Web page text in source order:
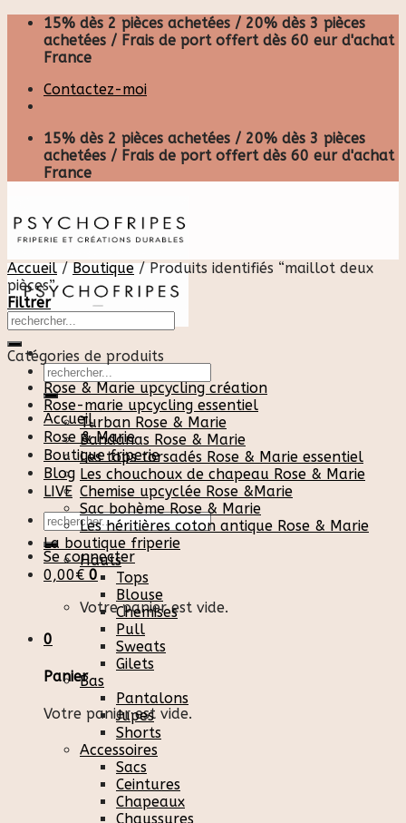
Skip
content
15% dès 2 pièces achetées / 20% dès 3 pièces
achetées / Frais de port offert dès 60 eur d'achat
France
Contactez-moi
15% dès 2 pièces achetées / 20% dès 3 pièces
achetées / Frais de port offert dès 60 eur d'achat
France
Recherche
pour :
Accueil
Rose & Marie
Boutique friperie
Blog
LIVE
Recherche
pour :
Se connecter
0,00€ 0
Votre panier est vide.
0
Panier
Votre panier est vide.
Accueil / Boutique /Produits identifiés “maillot deux
pièces”
Filtrer
Catégories de produits
Rose & Marie upcycling création
Rose-marie upcycling essentiel
Turban Rose & Marie
Bandanas Rose & Marie
Les tops torsadés Rose & Marie essentiel
Les chouchoux de chapeau Rose & Marie
Chemise upcyclée Rose &Marie
Sac bohème Rose & Marie
Les héritières coton antique Rose & Marie
La boutique friperie
Hauts
Tops
Blouse
Chemises
Pull
Sweats
Gilets
Bas
Pantalons
Jupes
Shorts
Accessoires
Sacs
Ceintures
Chapeaux
Chaussures